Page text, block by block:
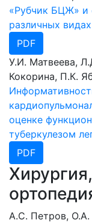
«Рубчик БЦЖ» и
различных
PDF
У.И. Матвеева,
Кокорина, П.К.
оценке
туберкулезом
PDF
А.С. Петров, О.А.